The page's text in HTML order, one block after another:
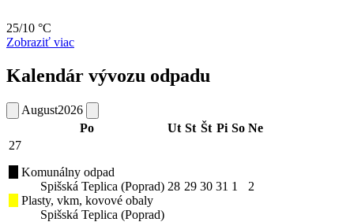
25/10 °C
Zobraziť viac
Kalendár vývozu odpadu
August2026
Po
Ut St Št Pi So Ne
27
Komunálny odpad
Spišská Teplica (Poprad)
Plasty, vkm, kovové obaly
Spišská Teplica (Poprad)
28 29 30 31 1 2